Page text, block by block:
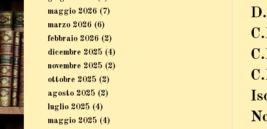
maggio 2026 (7)
marzo 2026 (6)
febbraio 2026 (2)
dicembre 2025 (4)
novembre 2025 (2)
ottobre 2025 (2)
agosto 2025 (2)
luglio 2025 (4)
maggio 2025 (4)